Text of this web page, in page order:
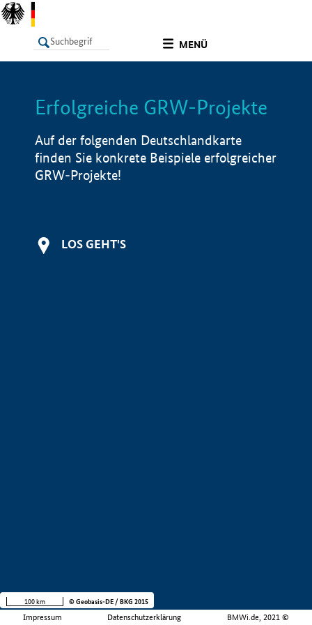
MENÜ
LISTE Info
Erfolgreiche GRW-Projekte
Auf der folgenden Deutschlandkarte
finden Sie konkrete Beispiele erfolgreicher
GRW-Projekte!
LOS GEHT'S
Impressum Datenschutzerklärung BMWi.de, 2021 ©
100 km © Geobasis-DE / BKG 2015